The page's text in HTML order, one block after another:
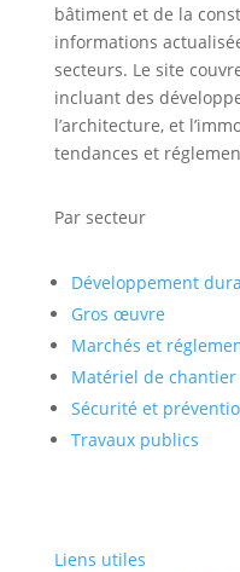
bâtiment et de la
informations
secteurs. Le site
incluant des
l’architecture, et
tendances et
Par secteur
Développement
Gros œuvre
Marchés et
Matériel de
Sécurité et
Travaux publics
Liens utiles